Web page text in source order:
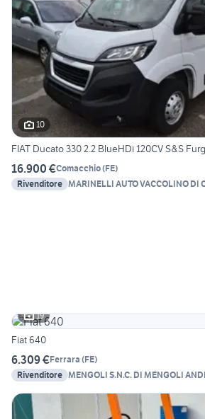
10
FIAT Ducato 330 2.2 BlueHDi 120CV S&S
16.900 €Comacchio(FE)
Rivenditore MARINELLI AUTO VACCOLINO DI
19
Fiat 640
6.309 €Ferrara (FE)
Rivenditore MENGOLI S.N.C. DI MENGOLI